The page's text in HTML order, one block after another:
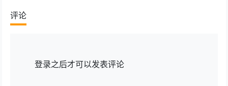
评论
登录之后才可以发表评论